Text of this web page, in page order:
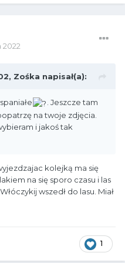
2022
Zośka napisał(a):
. Jeszcze tam
na twoje zdjęcia.
i jakoś tak
kolejką ma się
na się sporo czasu i las
wszedł do lasu. Miał
1